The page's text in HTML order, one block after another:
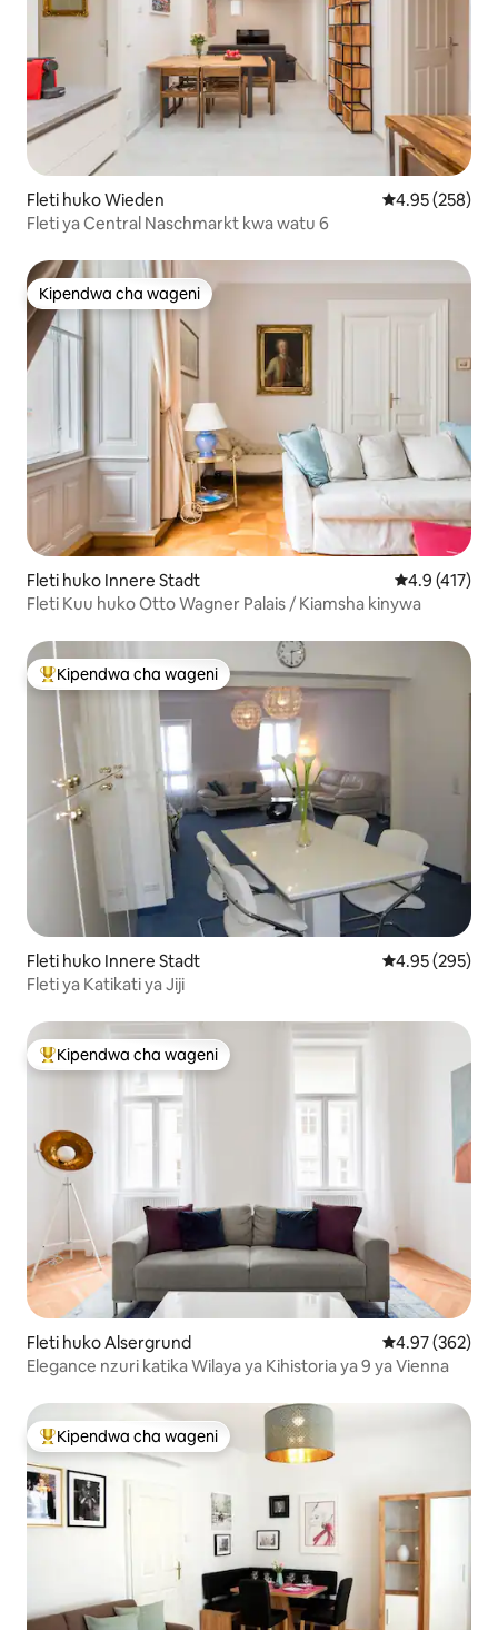
Fleti huko Wieden Ukadiriaji wa
4.95 (258)
Fleti ya Central Naschmarkt kwa watu 6
Kipendwa cha wageni
Kipendwa cha wageni
Fleti huko Innere Stadt Ukadiriaji wa
4.9 (417)
Fleti Kuu huko Otto Wagner Palais / Kiamsha kinywa
Kipendwa maarufu cha wageni
Kipendwa cha wageni
Fleti huko Innere Stadt Ukadiriaji wa
4.95 (295)
Fleti ya Katikati ya Jiji
Kipendwa maarufu cha wageni
Kipendwa cha wageni
Fleti huko Alsergrund Ukadiriaji wa
4.97 (362)
Elegance nzuri katika Wilaya ya Kihistoria ya 9 ya Vienna
Kipendwa maarufu cha wageni
Kipendwa cha wageni